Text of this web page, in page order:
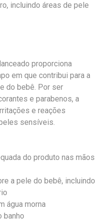
incluindo áreas de pele
proporciona
em que contribui para a
do bebê. Por ser
e parabenos, a
e reações
sensíveis.
do produto nas mãos
a pele do bebê, incluindo
água morna
banho